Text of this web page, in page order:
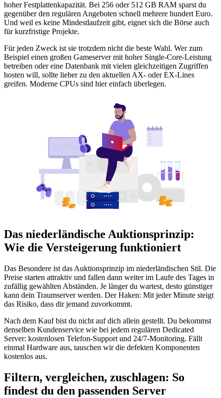
hoher Festplattenkapazität. Bei 256 oder 512 GB RAM sparst du
gegenüber den regulären Angeboten schnell mehrere hundert Euro.
Und weil es keine Mindestlaufzeit gibt, eignet sich die Börse auch
für kurzfristige Projekte.
Für jeden Zweck ist sie trotzdem nicht die beste Wahl. Wer zum
Beispiel einen großen Gameserver mit hoher Single-Core-Leistung
betreiben oder eine Datenbank mit vielen gleichzeitigen Zugriffen
hosten will, sollte lieber zu den aktuellen AX- oder EX-Lines
greifen. Moderne CPUs sind hier einfach überlegen.
Das niederländische Auktionsprinzip:
Wie die Versteigerung funktioniert
Das Besondere ist das Auktionsprinzip im niederländischen Stil. Die
Preise starten attraktiv und fallen dann weiter im Laufe des Tages in
zufällig gewählten Abständen. Je länger du wartest, desto günstiger
kann dein Traumserver werden. Der Haken: Mit jeder Minute steigt
das Risiko, dass dir jemand zuvorkommt.
Nach dem Kauf bist du nicht auf dich allein gestellt. Du bekommst
denselben Kundenservice wie bei jedem regulären Dedicated
Server: kostenlosen Telefon-Support und 24/7-Monitoring. Fällt
einmal Hardware aus, tauschen wir die defekten Komponenten
kostenlos aus.
Filtern, vergleichen, zuschlagen: So
findest du den passenden Server